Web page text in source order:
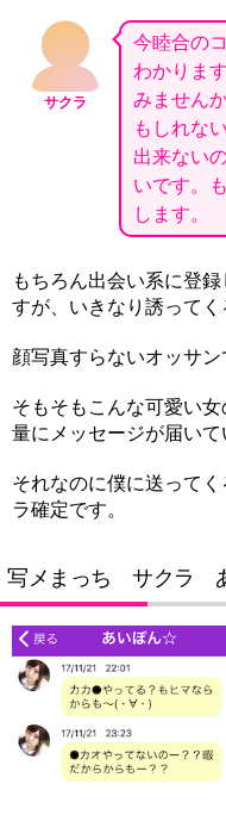
サクラ
今睦合の
わかりま
みません
もしれな
出来ない
いです。
します。
もちろん出会い系に登
すが、いきなり誘ってく
顔写真すらないオッサ
そもそもこんな可愛い
量にメッセージが届いて
それなのに僕に送って
ラ確定です。
写メまっち サクラ